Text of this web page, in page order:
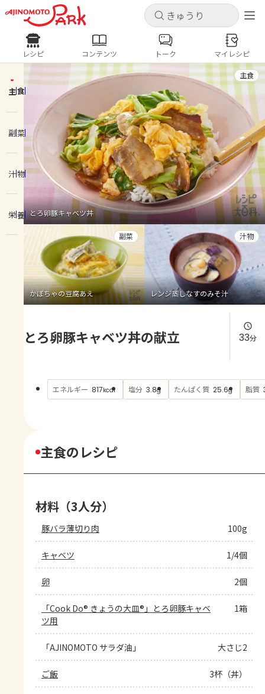
キャンセル
ログインするとレシピを保存できます
ログイン 新規登録
ホーム
コンテンツ
レシピ
トーク
よくあるお問い合わせ
お買い物
AJINOMOTO PARK とは
キャンセル
レシピ コンテンツ
人気の食材・レシピ
きゅうり なす トマト
とうもろこし
ピーマン
みょうが ゴーヤ
レシピ コンテンツ トーク マイレシピ
主食
副菜
汁物
栄養 とろ卵豚キャベツ丼
主食
かぼちゃの豆腐あえ
副菜
レンジ蒸しなすのみそ汁
汁物
とろ卵豚キャベツ丼の献立 33分
エネルギー 817kcal 塩分 3.8g たんぱく質 25.6g 脂質
主食のレシピ
材料（3人分）
豚バラ薄切り肉 100g
キャベツ 1/4個
卵 2個
「Cook Do® きょうの大皿®」とろ卵豚キャベ
ツ用
1箱
「AJINOMOTO サラダ油」 大さじ2
ご飯 3杯（丼）